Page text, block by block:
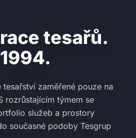
tesařů.
zaměřené pouze na
rozrůstajícím týmem se
služeb a prostory
současné podoby Tesgrup